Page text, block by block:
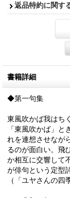
返品特約に関す
書籍詳細
◆第一句集
東風吹かば我はち
「東風吹かば」
れを連想させなが
るのが面白い。飛
か相互に交響して
が俳句という定型
（「ユヤさんの